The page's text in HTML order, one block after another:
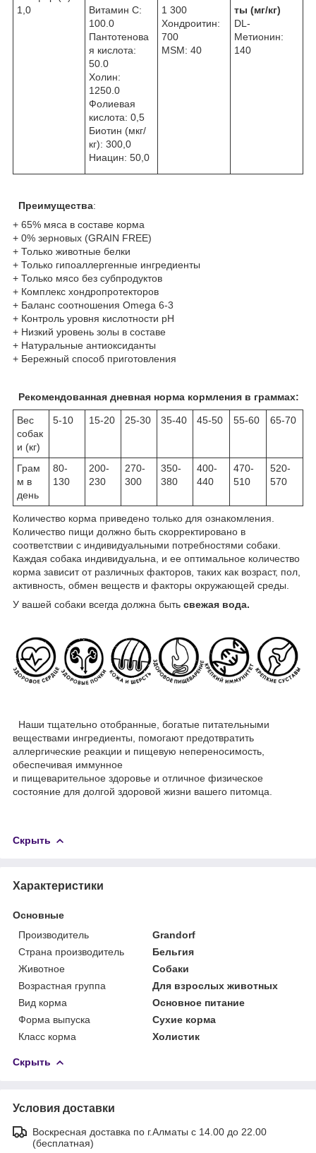
1,0
Витамин C:
100.0
Пантотенова
я кислота:
50.0
Холин:
1250.0
Фолиевая
кислота: 0,5
Биотин (мкг/
кг): 300,0
Ниацин: 50,0
1 300
Хондроитин:
700
MSM: 40
ты (мг/кг)
DL-
Метионин:
140
Преимущества:
+ 65% мяса в составе корма
+ 0% зерновых (GRAIN FREE)
+ Только животные белки
+ Только гипоаллергенные ингредиенты
+ Только мясо без субпродуктов
+ Комплекс хондропротекторов
+ Баланс соотношения Omega 6-3
+ Контроль уровня кислотности рН
+ Низкий уровень золы в составе
+ Натуральные антиоксиданты
+ Бережный способ приготовления
Рекомендованная дневная норма кормления в граммах:
Вес
собак
и (кг)
5-10 15-20 25-30 35-40 45-50 55-60 65-70
Грам
м в
день
80-
130
200-
230
270-
300
350-
380
400-
440
470-
510
520-
570
Количество корма приведено только для ознакомления.
Количество пищи должно быть скорректировано в
соответствии с индивидуальными потребностями собаки.
Каждая собака индивидуальна, и ее оптимальное количество
корма зависит от различных факторов, таких как возраст, пол,
активность, обмен веществ и факторы окружающей среды.
У вашей собаки всегда должна быть свежая вода.
Наши тщательно отобранные, богатые питательными
веществами ингредиенты, помогают предотвратить
аллергические реакции и пищевую непереносимость,
обеспечивая иммунное
и пищеварительное здоровье и отличное физическое
состояние для долгой здоровой жизни вашего питомца.
Скрыть
Характеристики
Основные
Производитель
Grandorf
Страна производитель
Бельгия
Животное
Собаки
Возрастная группа
Для взрослых животных
Вид корма
Основное питание
Форма выпуска
Сухие корма
Класс корма
Холистик
Скрыть
Условия доставки
Воскресная доставка по г.Алматы с 14.00 до 22.00
(бесплатная)